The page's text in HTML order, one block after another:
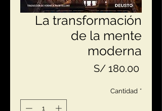
La transformación
de la mente
moderna
S/ 180.00Precio
Cantidad *